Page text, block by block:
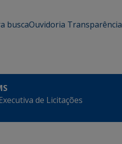
buscaOuvidoria Transparência
de Licitações